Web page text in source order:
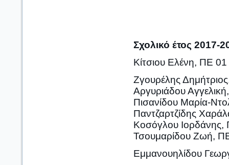
Σχολικό έτος 2017-
Κίτσιου Ελένη, ΠΕ 01
Ζγουρέλης
Αργυριάδου
Πισανίδου Μαρία-
Παντζαρτζίδης
Κοσόγλου
Τσουμαρίδου Ζωή,
Εμμανουηλίδου